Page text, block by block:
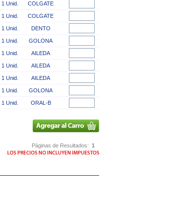
1 Unid. COLGATE
1 Unid. COLGATE
1 Unid. DENTO
1 Unid. GOLONA
1 Unid. AILEDA
1 Unid. AILEDA
1 Unid. AILEDA
1 Unid. GOLONA
1 Unid. ORAL-B
Páginas de Resultados: 1